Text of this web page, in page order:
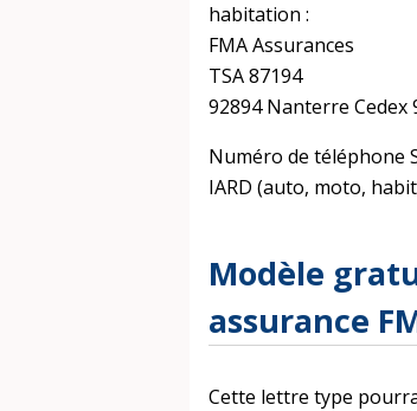
habitation :
FMA Assurances
TSA 87194
92894 Nanterre Cedex
Numéro de téléphone
IARD (auto, moto,
Modèle
assurance
Cette lettre type